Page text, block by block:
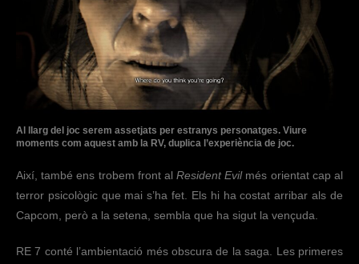
Al llarg del joc serem assetjats per estranys personatges. Viure
moments com aquest amb la RV, duplica l’experiència de joc.
Així, també ens trobem front alResident Evilmés orientat cap al
terror psicològic que mai s’ha fet. Els hi ha costat arribar als de
Capcom, però a la setena, sembla que ha sigut la vençuda.
RE 7 conté l’ambientació més obscura de la saga. Les primeres